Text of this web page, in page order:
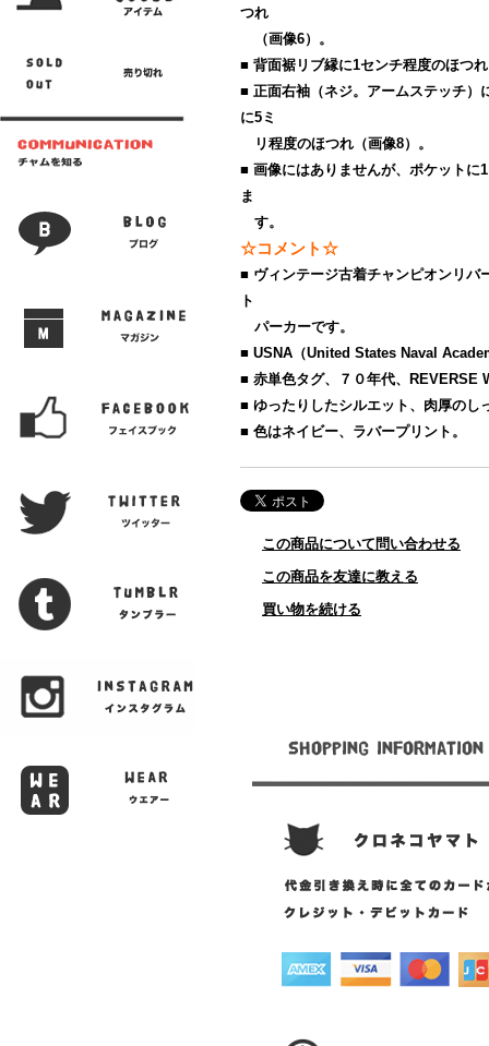
つれ
（画像6）。
■ 背面裾リブ縁に1センチ程度のほつ
■ 正面右袖（ネジ。アームステッチ）
に5ミ
リ程度のほつれ（画像8）。
■ 画像にはありませんが、ポケットに
ま
す。
☆コメント☆
■ ヴィンテージ古着チャンピオンリバ
ト
パーカーです。
■ USNA（United States Naval
■ 赤単色タグ、７０年代、REVERSE
■ ゆったりしたシルエット、肉厚のし
■ 色はネイビー、ラバープリント。
この商品について問い合わせる
この商品を友達に教える
買い物を続ける